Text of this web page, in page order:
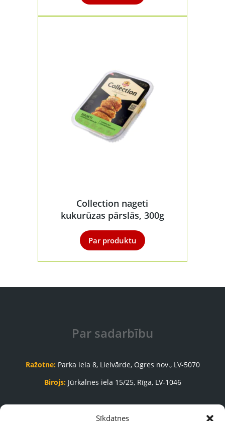
Sīkdatnes
Collection nageti
kukurūzas pārslās, 300g
Par produktu
Par sadarbību
Ražotne: Parka iela 8, Lielvārde, Ogres nov., LV-5070
Birojs: Jūrkalnes iela 15/25, Rīga, LV-1046
Pasūtījumu pieņemšanas nodaļa: